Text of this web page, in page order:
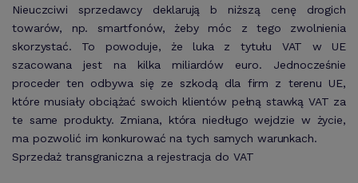
Nieuczciwi sprzedawcy deklarują b niższą cenę drogich
towarów, np. smartfonów, żeby móc z tego zwolnienia
skorzystać. To powoduje, że luka z tytułu VAT w UE
szacowana jest na kilka miliardów euro. Jednocześnie
proceder ten odbywa się ze szkodą dla firm z terenu UE,
które musiały obciążać swoich klientów pełną stawką VAT za
te same produkty. Zmiana, która niedługo wejdzie w życie,
ma pozwolić im konkurować na tych samych warunkach.
Sprzedaż transgraniczna a rejestracja do VAT